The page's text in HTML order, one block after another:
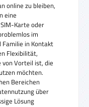
online zu bleiben,
eine
Karte oder
im
in Kontakt
Flexibilität,
von Vorteil ist, die
möchten.
Bereichen
über
Lösung